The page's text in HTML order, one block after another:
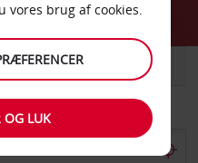
VAREVOGN
vores brug af cookies.
OG LUK